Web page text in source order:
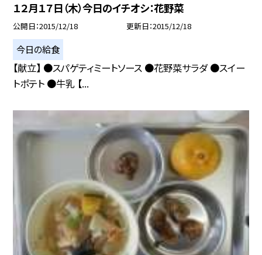
１２月１７日（木）今日のイチオシ：花野菜
公開日 2015/12/18 更新日 2015/12/18
今日の給食
【献立】 ●スパゲティミートソース ●花野菜サラダ ●スイー
トポテト ●牛乳 【...